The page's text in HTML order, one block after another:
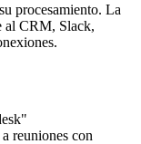
procesamiento. La
al CRM, Slack,
reuniones con